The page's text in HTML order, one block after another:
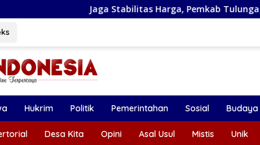
Jaga Stabilitas Harga, Pemkab Tulungagung Gelar Gerakan
Hukrim Politik Pemerintahan Sosial Budaya
Desa Kita Opini Asal Usul Mistis Unik